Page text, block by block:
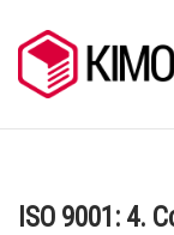
to
content
ISO 9001: 4.